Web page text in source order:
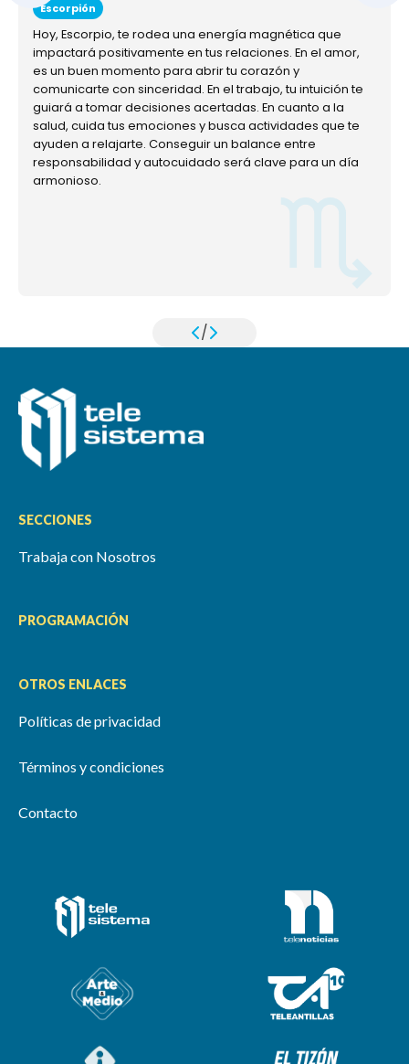
Escorpión
Hoy, Escorpio, te rodea una energía magnética que
impactará positivamente en tus relaciones. En el amor,
es un buen momento para abrir tu corazón y
comunicarte con sinceridad. En el trabajo, tu intuición te
guiará a tomar decisiones acertadas. En cuanto a la
salud, cuida tus emociones y busca actividades que te
ayuden a relajarte. Conseguir un balance entre
responsabilidad y autocuidado será clave para un día
armonioso.
/
SECCIONES
Trabaja con Nosotros
PROGRAMACIÓN
OTROS ENLACES
Políticas de privacidad
Términos y condiciones
Contacto